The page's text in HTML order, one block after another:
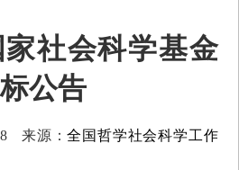
家社会科学基金
公告
来源：全国哲学社会科学工作